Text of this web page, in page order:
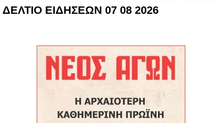
ΔΕΛΤΙΟ ΕΙΔΗΣΕΩΝ 07 08 2026